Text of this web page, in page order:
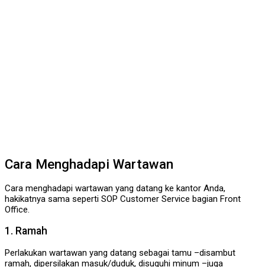
Cara Menghadapi Wartawan
Cara menghadapi wartawan yang datang ke kantor Anda,
hakikatnya sama seperti SOP Customer Service bagian Front
Office.
1. Ramah
Perlakukan wartawan yang datang sebagai tamu –disambut
ramah, dipersilakan masuk/duduk, disuguhi minum –juga